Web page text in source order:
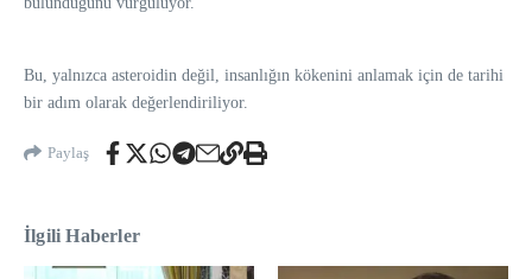
Bu, yalnızca asteroidin değil, insanlığın kökenini anlamak için de tarihi
bir adım olarak değerlendiriliyor.
Paylaş
İlgili Haberler